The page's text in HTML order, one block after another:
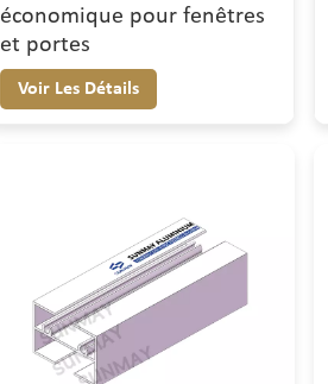
économique pour fenêtres
et portes
Voir Les Détails